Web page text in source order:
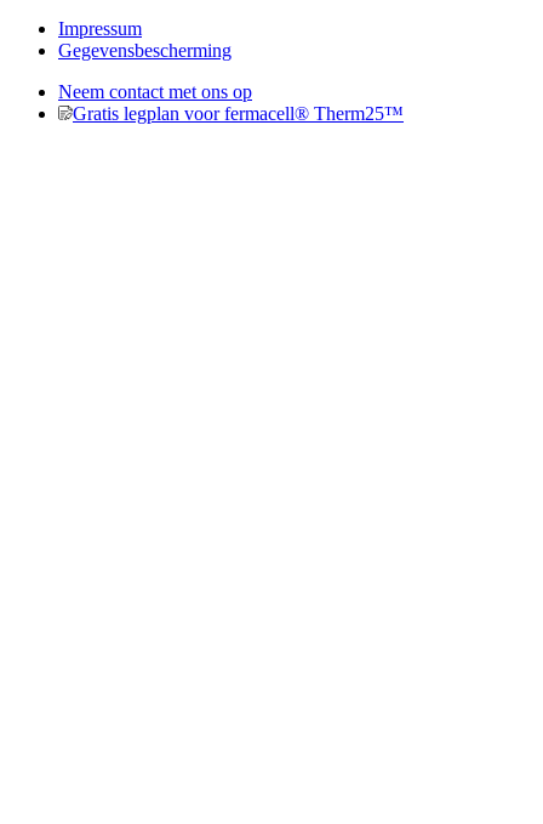
Impressum
Gegevensbescherming
Neem contact met ons op
Gratis legplan voor fermacell® Therm25™